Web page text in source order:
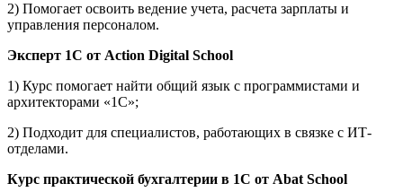
2) Помогает освоить ведение учета, расчета зарплаты и
управления персоналом.
Эксперт 1С от Action Digital School
1) Курс помогает найти общий язык с программистами и
архитекторами «1С»;
2) Подходит для специалистов, работающих в связке с ИТ-
отделами.
Курс практической бухгалтерии в 1С от Abat School